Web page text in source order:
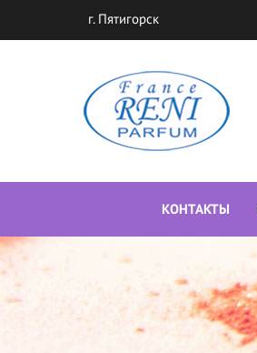
г. Пятигорск
КОНТАКТЫ